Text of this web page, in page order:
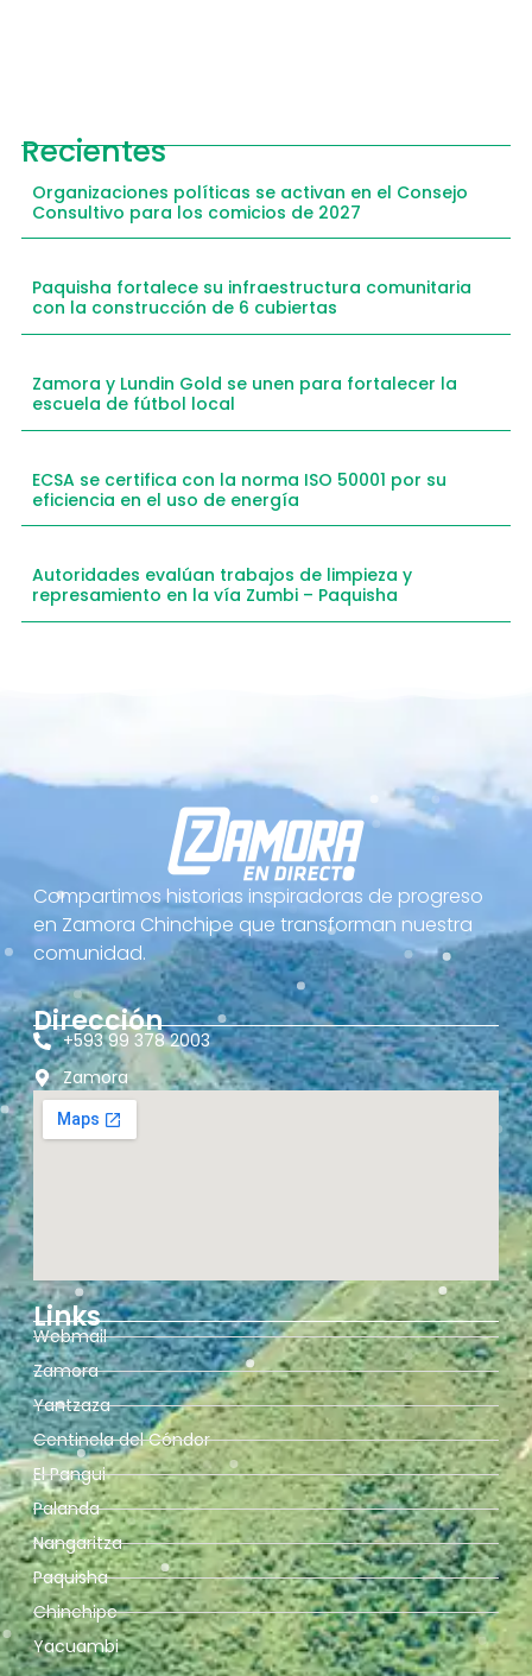
Recientes
Organizaciones políticas se activan en el Consejo
Consultivo para los comicios de 2027
Paquisha fortalece su infraestructura comunitaria
con la construcción de 6 cubiertas
Zamora y Lundin Gold se unen para fortalecer la
escuela de fútbol local
ECSA se certifica con la norma ISO 50001 por su
eficiencia en el uso de energía
Autoridades evalúan trabajos de limpieza y
represamiento en la vía Zumbi – Paquisha
Compartimos historias inspiradoras de progreso
en Zamora Chinchipe que transforman nuestra
comunidad.
Dirección
+593 99 378 2003
Zamora
Links
Webmail
Zamora
Yantzaza
Centinela del Cóndor
El Pangui
Palanda
Nangaritza
Paquisha
Chinchipe
Yacuambi